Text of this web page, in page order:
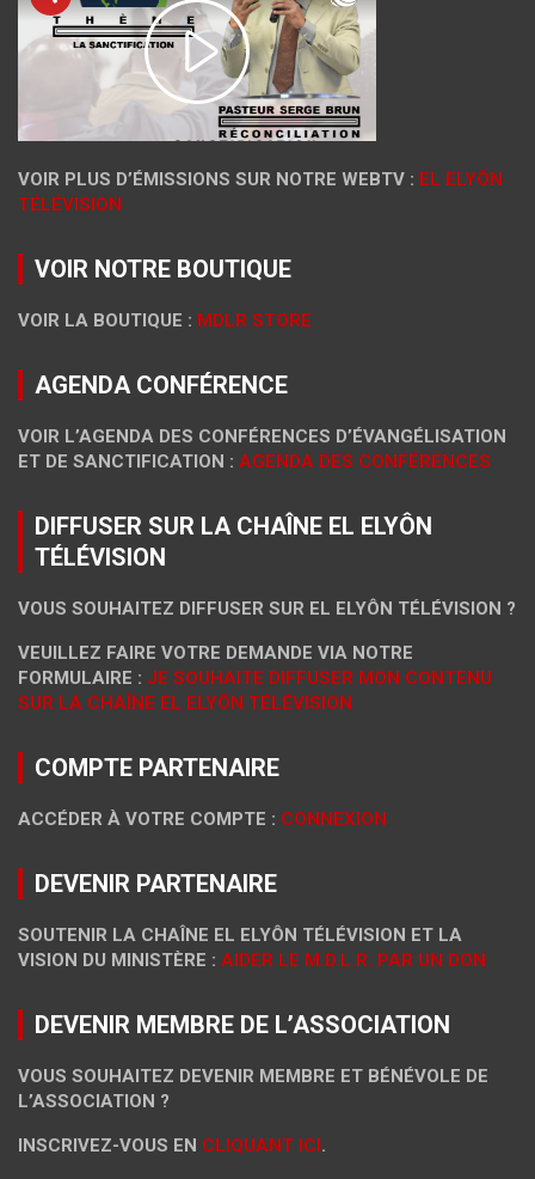
VOIR PLUS D’ÉMISSIONS SUR NOTRE WEBTV : EL ELYÔN
TÉLÉVISION
VOIR NOTRE BOUTIQUE
VOIR LA BOUTIQUE : MDLR STORE
AGENDA CONFÉRENCE
VOIR L’AGENDA DES CONFÉRENCES D’ÉVANGÉLISATION
ET DE SANCTIFICATION : AGENDA DES CONFÉRENCES
DIFFUSER SUR LA CHAÎNE EL ELYÔN
TÉLÉVISION
VOUS SOUHAITEZ DIFFUSER SUR EL ELYÔN TÉLÉVISION ?
VEUILLEZ FAIRE VOTRE DEMANDE VIA NOTRE
FORMULAIRE : JE SOUHAITE DIFFUSER MON CONTENU
SUR LA CHAÎNE EL ELYÔN TÉLÉVISION
COMPTE PARTENAIRE
ACCÉDER À VOTRE COMPTE : CONNEXION
DEVENIR PARTENAIRE
SOUTENIR LA CHAÎNE EL ELYÔN TÉLÉVISION ET LA
VISION DU MINISTÈRE : AIDER LE M.D.L.R. PAR UN DON
DEVENIR MEMBRE DE L’ASSOCIATION
VOUS SOUHAITEZ DEVENIR MEMBRE ET BÉNÉVOLE DE
L’ASSOCIATION ?
INSCRIVEZ-VOUS EN CLIQUANT ICI.